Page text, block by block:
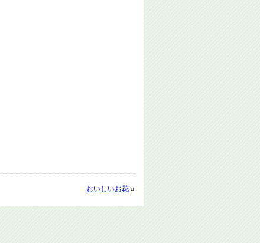
おいしいお花 »